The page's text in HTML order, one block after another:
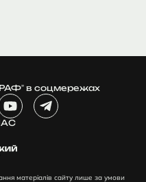
в соцмережах
Y
o
u
u
T
e
матеріалів сайту лише за умови